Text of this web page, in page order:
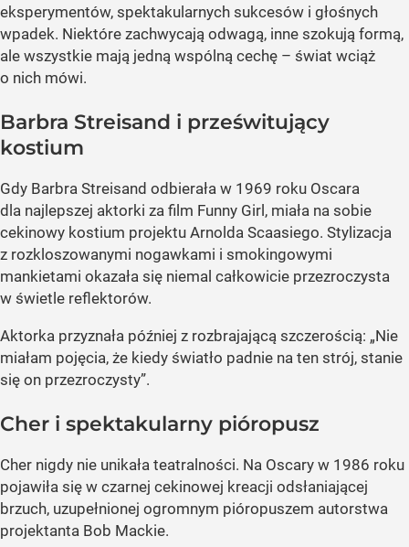
eksperymentów, spektakularnych sukcesów i głośnych
wpadek. Niektóre zachwycają odwagą, inne szokują formą,
ale wszystkie mają jedną wspólną cechę – świat wciąż
o nich mówi.
Barbra Streisand i prześwitujący
kostium
Gdy Barbra Streisand odbierała w 1969 roku Oscara
dla najlepszej aktorki za film Funny Girl, miała na sobie
cekinowy kostium projektu Arnolda Scaasiego. Stylizacja
z rozkloszowanymi nogawkami i smokingowymi
mankietami okazała się niemal całkowicie przezroczysta
w świetle reflektorów.
Aktorka przyznała później z rozbrajającą szczerością: „Nie
miałam pojęcia, że kiedy światło padnie na ten strój, stanie
się on przezroczysty”.
Cher i spektakularny pióropusz
Cher nigdy nie unikała teatralności. Na Oscary w 1986 roku
pojawiła się w czarnej cekinowej kreacji odsłaniającej
brzuch, uzupełnionej ogromnym pióropuszem autorstwa
projektanta Bob Mackie.